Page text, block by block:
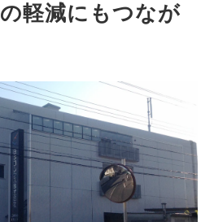
軽減にもつなが